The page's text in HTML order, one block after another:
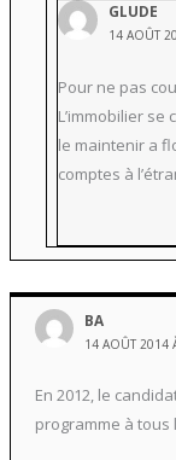
GLUDE
14 AOÛT
Pour ne pas
L’immobilier
le maintenir a
comptes à
BA
14 AOÛT 2014
En 2012, le
programme à